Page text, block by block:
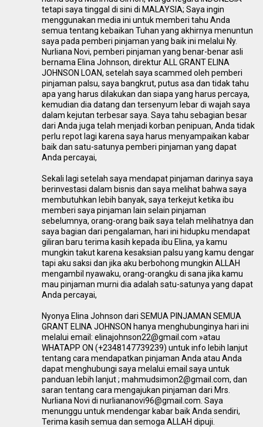
tetapi saya tinggal di sini di MALAYSIA; Saya ingin
menggunakan media ini untuk memberi tahu Anda
semua tentang kebaikan Tuhan yang akhirnya menuntun
saya pada pemberi pinjaman yang baik ini melalui Ny.
Nurliana Novi, pemberi pinjaman yang benar-benar asli
bernama Elina Johnson, direktur ALL GRANT ELINA
JOHNSON LOAN, setelah saya scammed oleh pemberi
pinjaman palsu, saya bangkrut, putus asa dan tidak tahu
apa yang harus dilakukan dan siapa yang harus percaya,
kemudian dia datang dan tersenyum lebar di wajah saya
dalam kejutan terbesar saya. Saya tahu sebagian besar
dari Anda juga telah menjadi korban penipuan, Anda tidak
perlu repot lagi karena saya harus menyampaikan kabar
baik dan satu-satunya pemberi pinjaman yang dapat
Anda percayai,
Sekali lagi setelah saya mendapat pinjaman darinya saya
berinvestasi dalam bisnis dan saya melihat bahwa saya
membutuhkan lebih banyak, saya terkejut ketika ibu
memberi saya pinjaman lain selain pinjaman
sebelumnya, orang-orang baik saya telah melihatnya dan
saya bagian dari pengalaman, hari ini hidupku mendapat
giliran baru terima kasih kepada ibu Elina, ya kamu
mungkin takut karena kesaksian palsu yang kamu dengar
tapi aku saksi dan jika aku berbohong mungkin ALLAH
mengambil nyawaku, orang-orangku di sana jika kamu
mau pinjaman murni dia adalah satu-satunya yang dapat
Anda percayai,
Nyonya Elina Johnson dari SEMUA PINJAMAN SEMUA
GRANT ELINA JOHNSON hanya menghubunginya hari ini
melalui email: elinajohnson22@gmail.com »atau
WHATAPP ON (+2348147739239) untuk info lebih lanjut
tentang cara mendapatkan pinjaman Anda atau Anda
dapat menghubungi saya melalui email saya untuk
panduan lebih lanjut ; mahmudsimon2@gmail.com, dan
saran tentang cara mengajukan pinjaman dari Mrs.
Nurliana Novi di nurliananovi96@gmail.com. Saya
menunggu untuk mendengar kabar baik Anda sendiri,
Terima kasih semua dan semoga ALLAH dipuji.